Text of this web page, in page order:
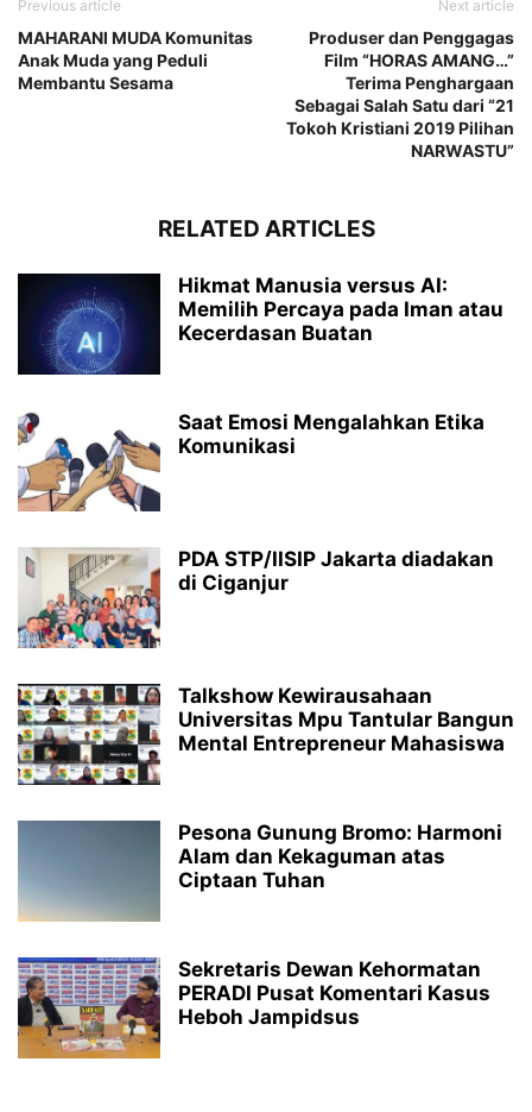
Previous article
MAHARANI MUDA Komunitas
Anak Muda yang Peduli
Membantu Sesama
Next article
Produser dan Penggagas
Film “HORAS AMANG…”
Terima Penghargaan
Sebagai Salah Satu dari “21
Tokoh Kristiani 2019 Pilihan
NARWASTU”
RELATED ARTICLES
Hikmat Manusia versus AI:
Memilih Percaya pada Iman atau
Kecerdasan Buatan
Saat Emosi Mengalahkan Etika
Komunikasi
PDA STP/IISIP Jakarta diadakan
di Ciganjur
Talkshow Kewirausahaan
Universitas Mpu Tantular Bangun
Mental Entrepreneur Mahasiswa
Pesona Gunung Bromo: Harmoni
Alam dan Kekaguman atas
Ciptaan Tuhan
Sekretaris Dewan Kehormatan
PERADI Pusat Komentari Kasus
Heboh Jampidsus